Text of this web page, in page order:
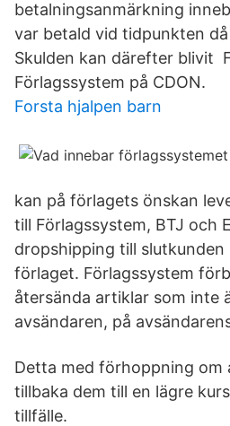
betalningsanmärkning
var betald vid tidpunkten
Skulden kan därefter blivit
Förlagssystem på CDON.
Forsta hjalpen barn
kan på förlagets önskan
till Förlagssystem, BTJ och
dropshipping till slutkunden
förlaget. Förlagssystem
återsända artiklar som inte
avsändaren, på
Detta med förhoppning om
tillbaka dem till en lägre
tillfälle.